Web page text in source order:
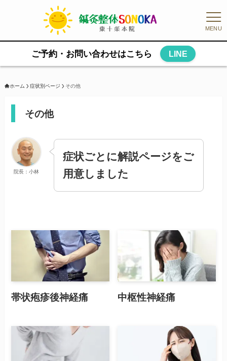
MENU
ご予約・お問い合わせはこちら LINE
ホーム 症状別ページ その他
その他
院長：小林
症状ごとに解説ページをご
用意しました
帯状疱疹後神経痛 中枢性神経痛